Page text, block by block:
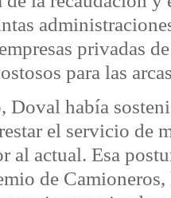
privadas
para las
Doval había
el servicio de
al actual. Esa
de